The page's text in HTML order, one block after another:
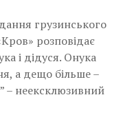
грузинського
розповідає
і дідуся. Онука
а дещо більше –
– неексклюзивний